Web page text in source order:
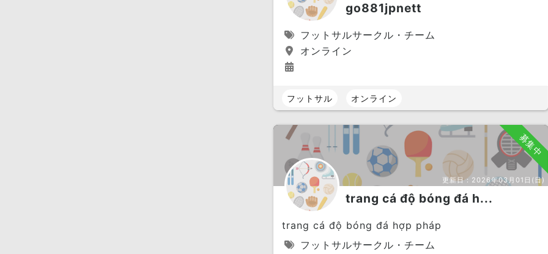
go881jpnett
フットサルサークル・チーム
オンライン
フットサル オンライン
募集中
更新日： 2026年03月01日(日)
trang cá độ bóng đá h...
trang cá độ bóng đá hợp pháp
フットサルサークル・チーム